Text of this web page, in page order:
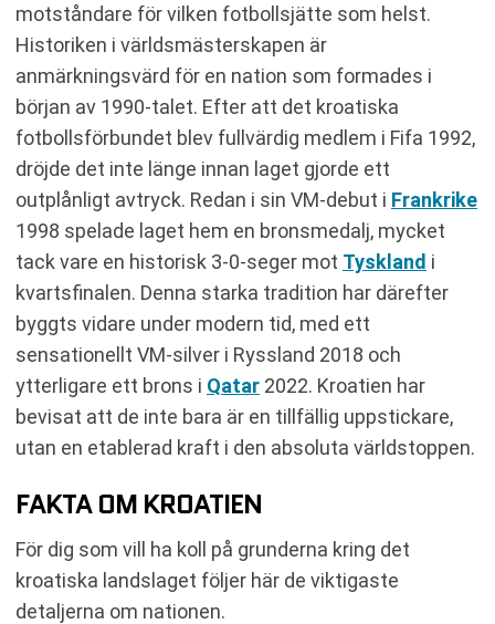
motståndare för vilken fotbollsjätte som helst.
Historiken i världsmästerskapen är
anmärkningsvärd för en nation som formades i
början av 1990-talet. Efter att det kroatiska
fotbollsförbundet blev fullvärdig medlem i Fifa 1992,
dröjde det inte länge innan laget gjorde ett
outplånligt avtryck. Redan i sin VM-debut i Frankrike
1998 spelade laget hem en bronsmedalj, mycket
tack vare en historisk 3-0-seger mot Tyskland i
kvartsfinalen. Denna starka tradition har därefter
byggts vidare under modern tid, med ett
sensationellt VM-silver i Ryssland 2018 och
ytterligare ett brons i Qatar 2022. Kroatien har
bevisat att de inte bara är en tillfällig uppstickare,
utan en etablerad kraft i den absoluta världstoppen.
FAKTA OM KROATIEN
För dig som vill ha koll på grunderna kring det
kroatiska landslaget följer här de viktigaste
detaljerna om nationen.